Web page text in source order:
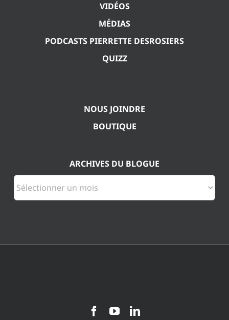
VIDÉOS
MÉDIAS
PODCASTS PIERRETTE DESROSIERS
QUIZZ
NOUS JOINDRE
BOUTIQUE
ARCHIVES DU BLOGUE
Archives
du